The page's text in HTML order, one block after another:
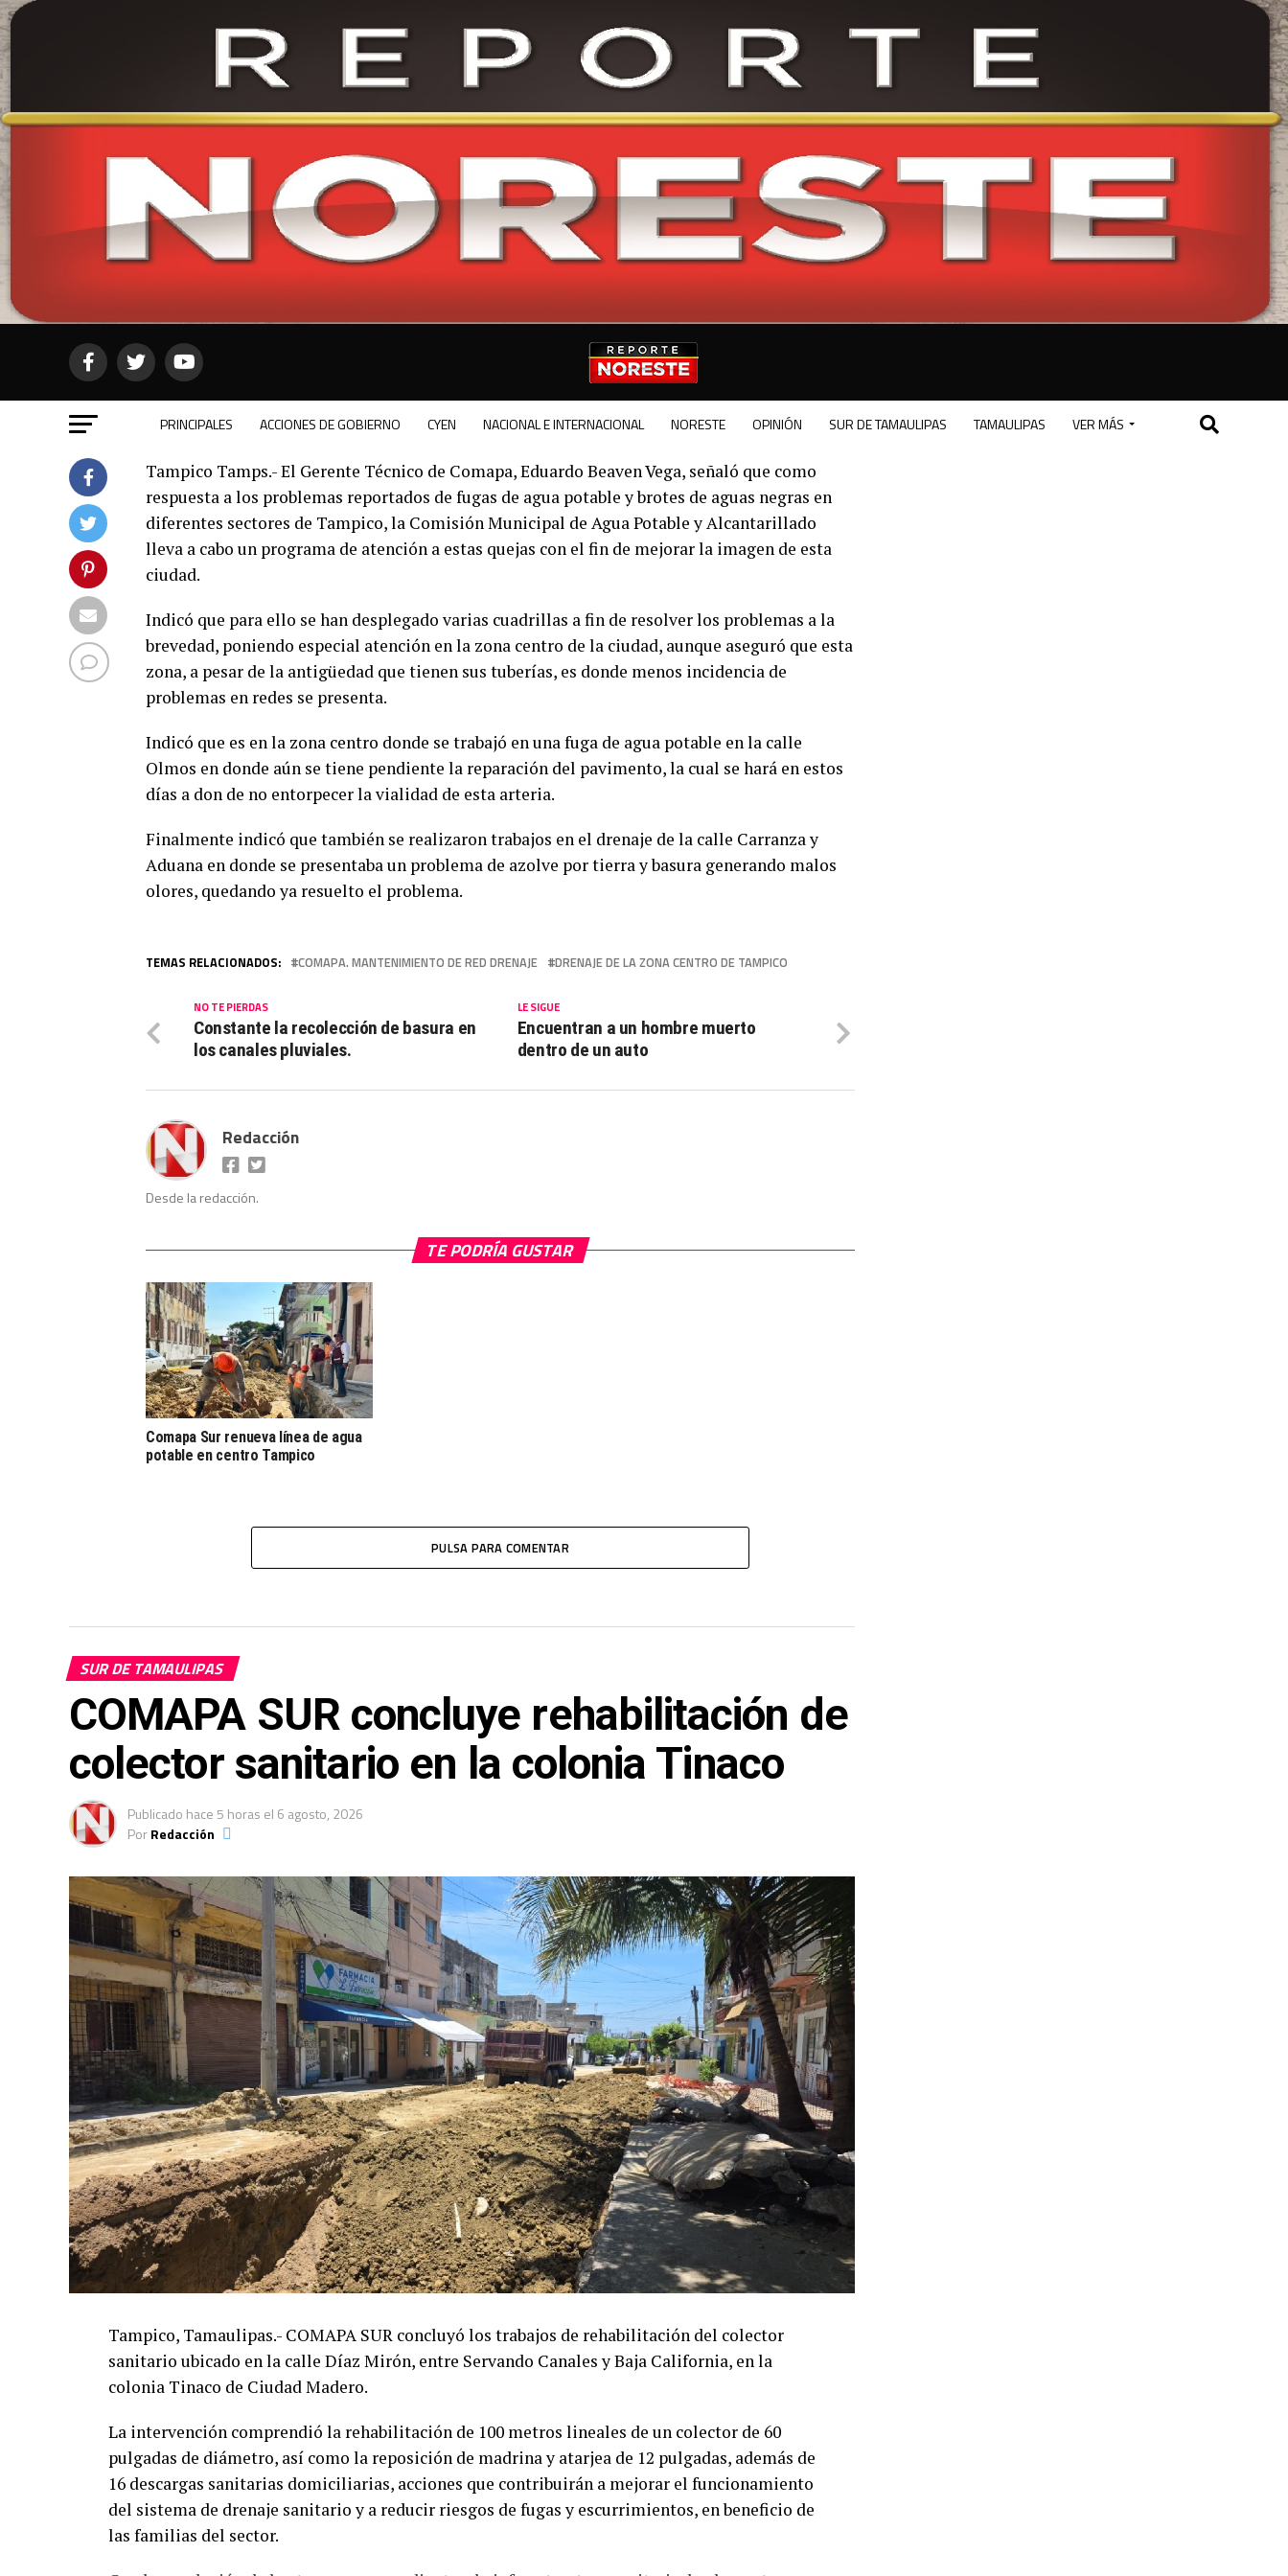
PRINCIPALES ACCIONES DE GOBIERNO CYEN NACIONAL E INTERNACIONAL NORESTE OPINIÓN SUR DE TAMAULIPAS TAMAULIPAS VER MÁS
Tampico Tamps.- El Gerente Técnico de Comapa, Eduardo Beaven Vega, señaló que como
respuesta a los problemas reportados de fugas de agua potable y brotes de aguas negras en
diferentes sectores de Tampico, la Comisión Municipal de Agua Potable y Alcantarillado
lleva a cabo un programa de atención a estas quejas con el fin de mejorar la imagen de esta
ciudad.
Indicó que para ello se han desplegado varias cuadrillas a fin de resolver los problemas a la
brevedad, poniendo especial atención en la zona centro de la ciudad, aunque aseguró que esta
zona, a pesar de la antigüedad que tienen sus tuberías, es donde menos incidencia de
problemas en redes se presenta.
Indicó que es en la zona centro donde se trabajó en una fuga de agua potable en la calle
Olmos en donde aún se tiene pendiente la reparación del pavimento, la cual se hará en estos
días a don de no entorpecer la vialidad de esta arteria.
Finalmente indicó que también se realizaron trabajos en el drenaje de la calle Carranza y
Aduana en donde se presentaba un problema de azolve por tierra y basura generando malos
olores, quedando ya resuelto el problema.
TEMAS RELACIONADOS: COMAPA. MANTENIMIENTO DE RED DRENAJE DRENAJE DE LA ZONA CENTRO DE TAMPICO
LE SIGUE
Encuentran a un hombre muerto
dentro de un auto
NO TE PIERDAS
Constante la recolección de basura en
los canales pluviales.
Redacción
Desde la redacción.
TE PODRÍA GUSTAR
Comapa Sur renueva línea de agua
potable en centro Tampico
PULSA PARA COMENTAR
SUR DE TAMAULIPAS
COMAPA SUR concluye rehabilitación de
colector sanitario en la colonia Tinaco
Publicado hace 5 horas el 6 agosto, 2026
PorRedacción
Tampico, Tamaulipas.- COMAPA SUR concluyó los trabajos de rehabilitación del colector
sanitario ubicado en la calle Díaz Mirón, entre Servando Canales y Baja California, en la
colonia Tinaco de Ciudad Madero.
La intervención comprendió la rehabilitación de 100 metros lineales de un colector de 60
pulgadas de diámetro, así como la reposición de madrina y atarjea de 12 pulgadas, además de
16 descargas sanitarias domiciliarias, acciones que contribuirán a mejorar el funcionamiento
del sistema de drenaje sanitario y a reducir riesgos de fugas y escurrimientos, en beneficio de
las familias del sector.